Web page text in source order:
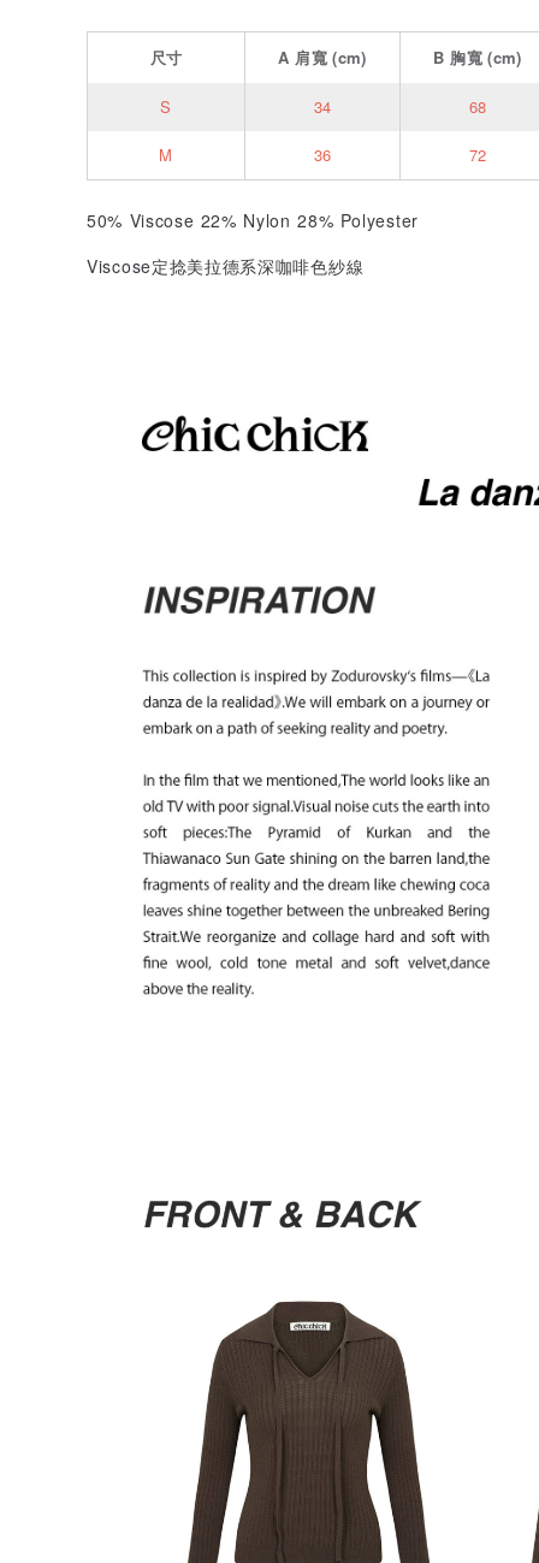
尺寸 A 肩寬(cm) B 胸寬(cm)
S 34 68
M 36 72
50% Viscose 22% Nylon 28% Polyester
Viscose定捻美拉德系深咖啡色紗線